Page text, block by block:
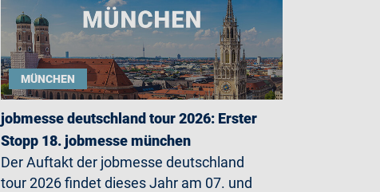
MÜNCHEN
jobmesse deutschland tour 2026: Erster
Stopp 18. jobmesse münchen
Der Auftakt der jobmesse deutschland
tour 2026 findet dieses Jahr am 07. und